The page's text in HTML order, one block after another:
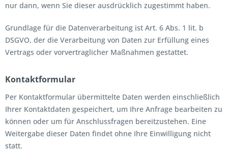
nur dann, wenn Sie dieser ausdrücklich zugestimmt haben.
Grundlage für die Datenverarbeitung ist Art. 6 Abs. 1 lit. b
DSGVO, der die Verarbeitung von Daten zur Erfüllung eines
Vertrags oder vorvertraglicher Maßnahmen gestattet.
Kontaktformular
Per Kontaktformular übermittelte Daten werden einschließlich
Ihrer Kontaktdaten gespeichert, um Ihre Anfrage bearbeiten zu
können oder um für Anschlussfragen bereitzustehen. Eine
Weitergabe dieser Daten findet ohne Ihre Einwilligung nicht
statt.